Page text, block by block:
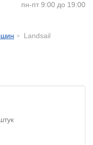
пн-пт 9:00 до 19:00
Landsail